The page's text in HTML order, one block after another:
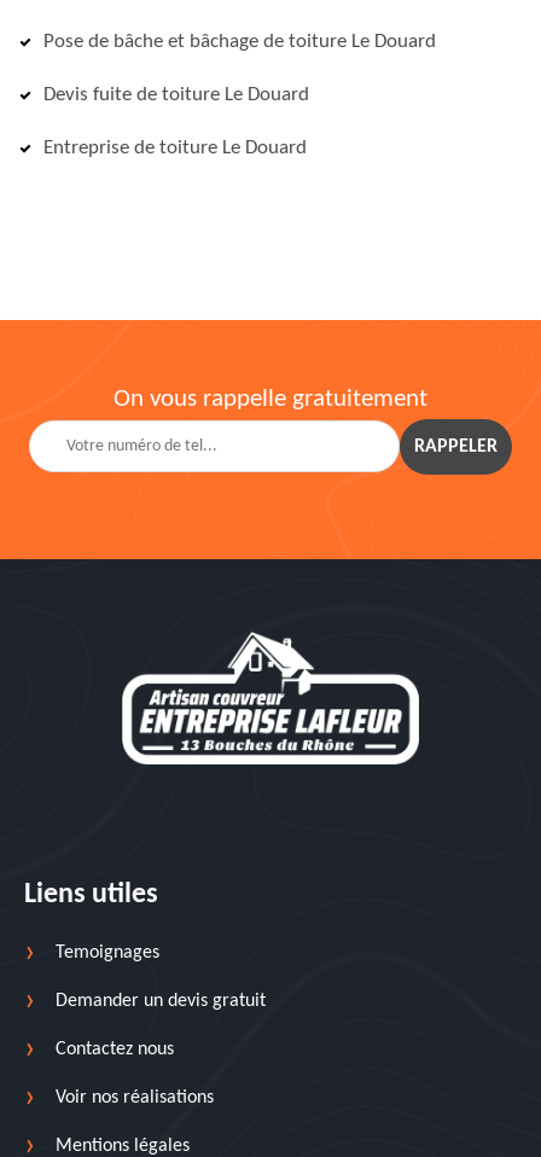
Pose de bâche et bâchage de toiture Le Douard
Devis fuite de toiture Le Douard
Entreprise de toiture Le Douard
On vous rappelle gratuitement
Liens utiles
Temoignages
Demander un devis gratuit
Contactez nous
Voir nos réalisations
Mentions légales